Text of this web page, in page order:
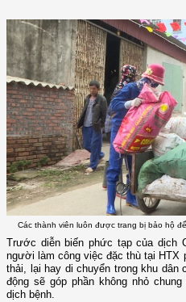
Các thành viên luôn được trang bị bảo hộ
Trước diễn biến phức tạp của dịch
người làm công việc đặc thù tại
thải, lại hay di chuyển trong khu dân
động sẽ góp phần không nhỏ
dịch bệnh.